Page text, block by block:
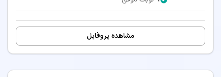
مشاهده پروفایل